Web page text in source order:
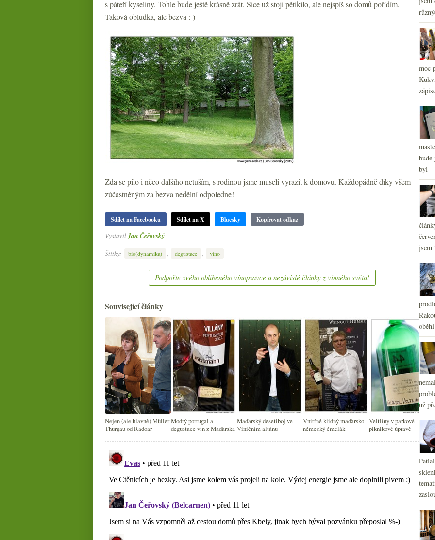
s páteří kyseliny. Tohle bude ještě krásně zrát. Sice už stoji pětikilo, ale nejspíš so domů pořídím.
Taková obludka, ale bezva :-)
Zda se pilo i něco dalšího netuším, s rodinou jsme museli vyrazit k domovu. Každopádně díky všem
zúčastněným za bezva nedělní odpoledne!
Sdílet na Facebooku Sdílet na X Bluesky Kopírovat odkaz
VystavilJan Čeřovský
Štítky:
bio(dynamika) degustace víno
Podpořte svého oblíbeného vínopsavce a nezávislé články z vinného světa!
Související články
Nejen (ale hlavně) Müller-
Thurgau od Radoar
Modrý portugal a
degustace vín z Maďarska
Maďarský desetiboj ve
Viničním altánu
Vnitřně klidný maďarsko-
německý čmelák
Veltlíny v parkové
piknikové úpravě
►
►
►
►
►
►
moc
bude
byl –
jsem
už